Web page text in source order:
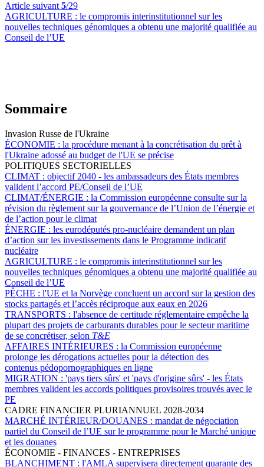
Article suivant 5/29
AGRICULTURE : le compromis interinstitutionnel sur les
nouvelles techniques génomiques a obtenu une majorité qualifiée au
Conseil de l’UE
Sommaire
Invasion Russe de l'Ukraine
ÉCONOMIE : la procédure menant à la concrétisation du prêt à
l'Ukraine adossé au budget de l'UE se précise
POLITIQUES SECTORIELLES
CLIMAT : objectif 2040 - les ambassadeurs des États membres
valident l’accord PE/Conseil de l’UE
CLIMAT/ÉNERGIE : la Commission européenne consulte sur la
révision du règlement sur la gouvernance de l’Union de l’énergie et
de l’action pour le climat
ÉNERGIE : les eurodéputés pro-nucléaire demandent un plan
d’action sur les investissements dans le Programme indicatif
nucléaire
AGRICULTURE : le compromis interinstitutionnel sur les
nouvelles techniques génomiques a obtenu une majorité qualifiée au
Conseil de l’UE
PÊCHE : l'UE et la Norvège concluent un accord sur la gestion des
stocks partagés et l’accès réciproque aux eaux en 2026
TRANSPORTS : l'absence de certitude réglementaire empêche la
plupart des projets de carburants durables pour le secteur maritime
de se concrétiser, selon T&E
AFFAIRES INTÉRIEURES : la Commission européenne
prolonge les dérogations actuelles pour la détection des
contenus pédopornographiques en ligne
MIGRATION : 'pays tiers sûrs' et 'pays d'origine sûrs' - les États
membres valident les accords politiques provisoires trouvés avec le
PE
CADRE FINANCIER PLURIANNUEL 2028-2034
MARCHÉ INTÉRIEUR/DOUANES : mandat de négociation
partiel du Conseil de l’UE sur le programme pour le Marché unique
et les douanes
ÉCONOMIE - FINANCES - ENTREPRISES
BLANCHIMENT : l'AMLA supervisera directement quarante des